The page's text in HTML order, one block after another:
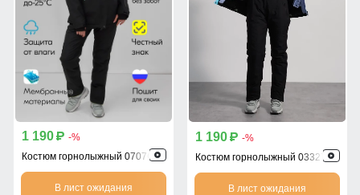
1 190 p -%
Костюм горнолыжный 0707Gl
В лист ожидания
1 190 p -%
Костюм горнолыжный 03327Gl
В лист ожидания